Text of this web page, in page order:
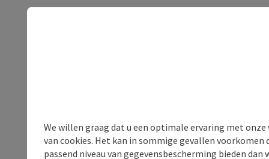
We willen graag dat u een optimale ervaring met
van cookies. Het kan in sommige gevallen voorkomen
passend niveau van gegevensbescherming bieden